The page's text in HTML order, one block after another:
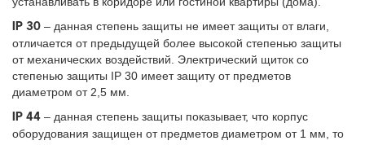
IP 30 – данная степень защиты не имеет защиты от влаги,
отличается от предыдущей более высокой степенью защиты
от механических воздействий. Электрический щиток со
степенью защиты IP 30 имеет защиту от предметов
диаметром от 2,5 мм.
IP 44 – данная степень защиты показывает, что корпус
оборудования защищен от предметов диаметром от 1 мм, то